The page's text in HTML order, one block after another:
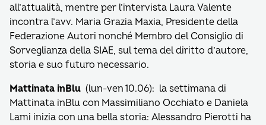
all’attualità, mentre per l’intervista Laura Valente
incontra l’avv. Maria Grazia Maxia, Presidente della
Federazione Autori nonché Membro del Consiglio di
Sorveglianza della SIAE, sul tema del diritto d’autore,
storia e suo futuro necessario.
Mattinata inBlu (lun-ven 10.06): la settimana di
Mattinata inBlu con Massimiliano Occhiato e Daniela
Lami inizia con una bella storia: Alessandro Pierotti ha